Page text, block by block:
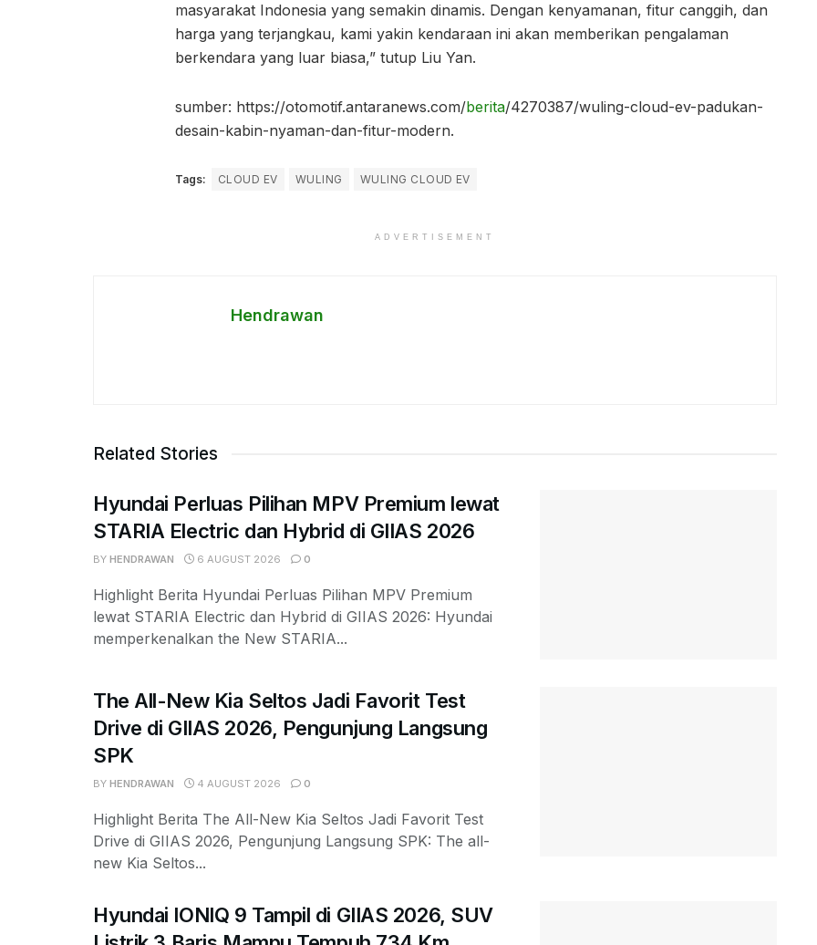
masyarakat Indonesia yang semakin dinamis. Dengan kenyamanan, fitur canggih, dan
harga yang terjangkau, kami yakin kendaraan ini akan memberikan pengalaman
berkendara yang luar biasa,” tutup Liu Yan.
sumber: https://otomotif.antaranews.com/berita/4270387/wuling-cloud-ev-padukan-
desain-kabin-nyaman-dan-fitur-modern.
Tags: CLOUD EV WULING WULING CLOUD EV
ADVERTISEMENT
Hendrawan
Related Stories
Hyundai Perluas Pilihan MPV Premium lewat
STARIA Electric dan Hybrid di GIIAS 2026
BY HENDRAWAN 6 AUGUST 2026 0
Highlight Berita Hyundai Perluas Pilihan MPV Premium
lewat STARIA Electric dan Hybrid di GIIAS 2026: Hyundai
memperkenalkan the New STARIA...
The All-New Kia Seltos Jadi Favorit Test
Drive di GIIAS 2026, Pengunjung Langsung
SPK
BY HENDRAWAN 4 AUGUST 2026 0
Highlight Berita The All-New Kia Seltos Jadi Favorit Test
Drive di GIIAS 2026, Pengunjung Langsung SPK: The all-
new Kia Seltos...
Hyundai IONIQ 9 Tampil di GIIAS 2026, SUV